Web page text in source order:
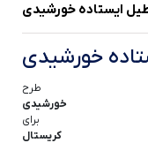
ایستاده خورشیدی
خورشیدی
طرح
خورشیدی
برای
کریستال